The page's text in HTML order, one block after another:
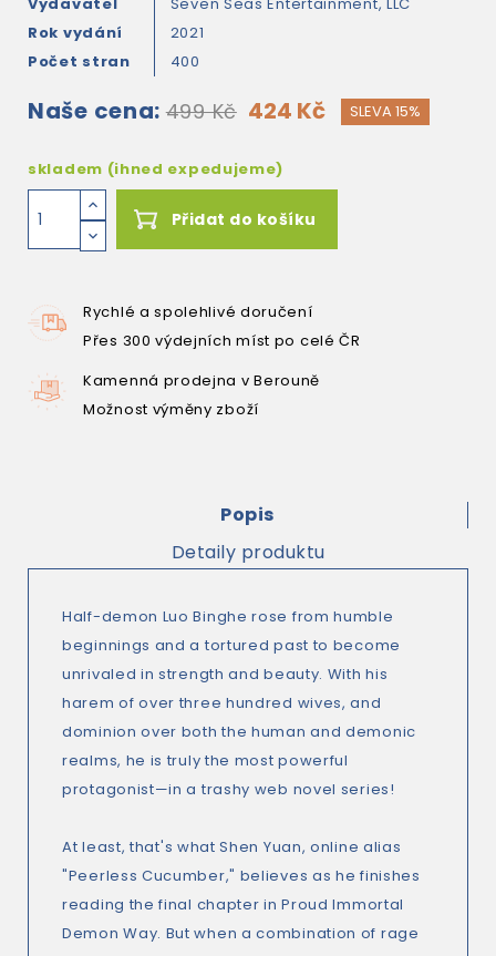
Rok vydání
2021
Počet stran
400
Naše cena: 499 Kč 424 Kč SLEVA 15%
skladem (ihned expedujeme)
Přidat do košíku
Rychlé a spolehlivé doručení
Přes 300 výdejních míst po celé ČR
Kamenná prodejna v Berouně
Možnost výměny zboží
Popis
Detaily produktu
Half-demon Luo Binghe rose from humble
beginnings and a tortured past to become
unrivaled in strength and beauty. With his
harem of over three hundred wives, and
dominion over both the human and demonic
realms, he is truly the most powerful
protagonist—in a trashy web novel series!
At least, that's what Shen Yuan, online alias
"Peerless Cucumber," believes as he finishes
reading the final chapter in Proud Immortal
Demon Way. But when a combination of rage